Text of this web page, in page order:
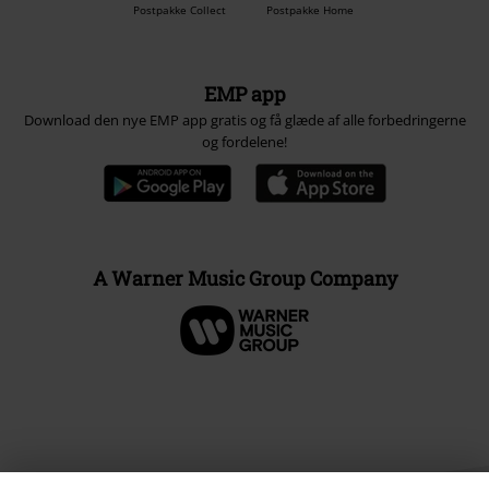
Postpakke Collect Postpakke Home
EMP app
Download den nye EMP app gratis og få glæde af alle forbedringerne
og fordelene!
A Warner Music Group Company